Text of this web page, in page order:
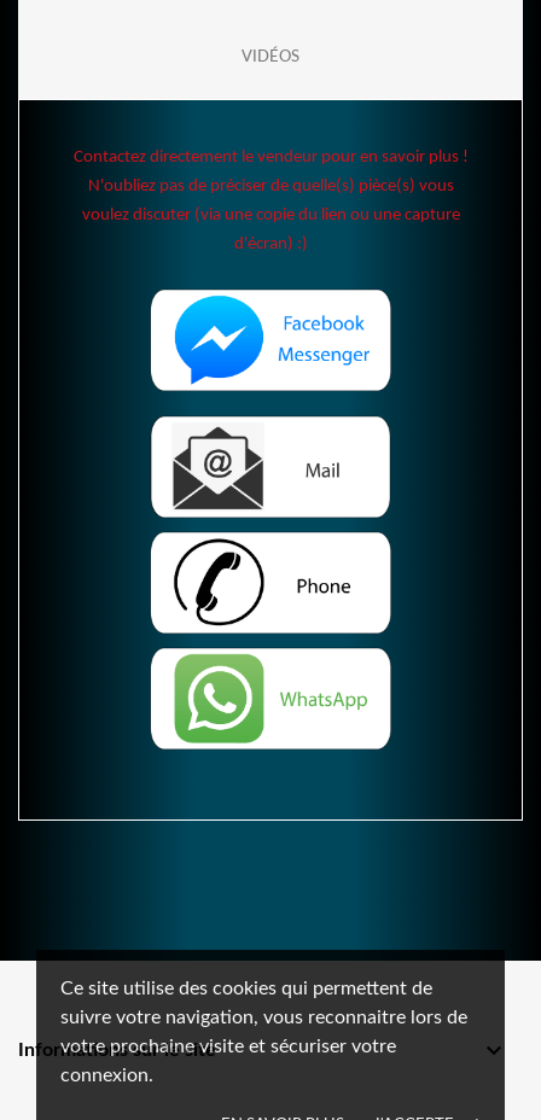
Ce site utilise des cookies qui permettent de
suivre votre navigation, vous reconnaitre lors de
votre prochaine visite et sécuriser votre
connexion.
VIDÉOS
Contactez directement le vendeur pour en savoir plus !
N'oubliez pas de préciser de quelle(s) pièce(s) vous
voulez discuter (via une copie du lien ou une capture
d'écran) :)
Informations sur le site 